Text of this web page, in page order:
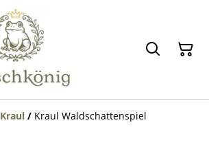
Kraul / Kraul Waldschattenspiel